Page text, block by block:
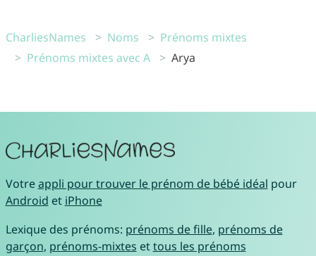
CharliesNames Noms
Prénoms mixtes
Prénoms mixtes avec A
Arya
Votreappli pour trouver le prénom de bébé idéal pour
Android et iPhone
Lexique des prénoms: prénoms de fille, prénoms de
garçon, prénoms-mixtes ettous les prénoms